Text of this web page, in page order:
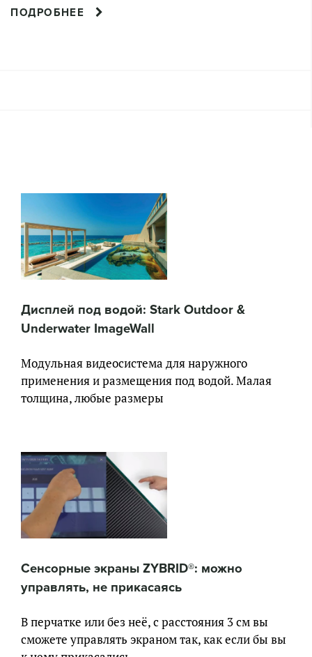
ПОДРОБНЕЕ
Дисплей под водой: Stark Outdoor &
Underwater ImageWall
Модульная видеосистема для наружного
применения и размещения под водой. Малая
толщина, любые размеры
Сенсорные экраны ZYBRID®: можно
управлять, не прикасаясь
В перчатке или без неё, с расстояния 3 см вы
сможете управлять экраном так, как если бы вы